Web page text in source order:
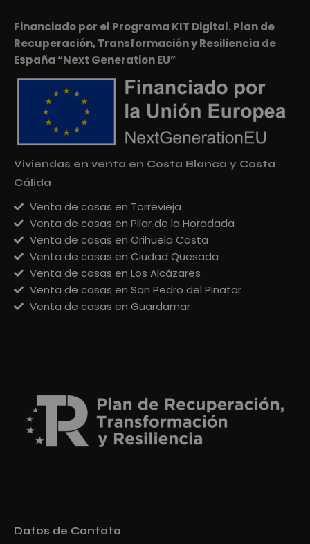
Financiado por el Programa KIT Digital. Plan de
Recuperación, Transformación y Resiliencia de
España “Next Generation EU”
Viviendas en venta en Costa Blanca y Costa
Cálida
Venta de casas en Torrevieja
Venta de casas en Pilar de la Horadada
Venta de casas en Orihuela Costa
Venta de casas en Ciudad Quesada
Venta de casas en Los Alcázares
Venta de casas en San Pedro del Pinatar
Venta de casas en Guardamar
Datos de Contato